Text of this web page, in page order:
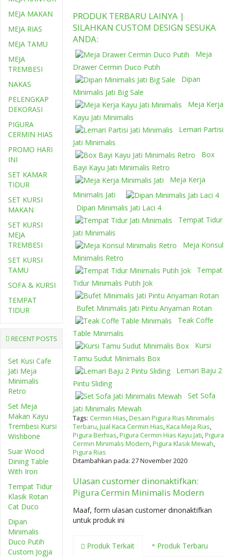
PRODUK TERBARU LAINYA |
SILAHKAN CUSTOM DESIGN SESUKA
ANDA:
Meja
Drawer Cermin Duco Putih
Dipan
Minimalis Jati Big Sale
Meja Kerja
Kayu Jati Minimalis
Lemari Partisi
Jati Minimalis
Box
Bayi Kayu Jati Minimalis Retro
Meja Kerja
Minimalis Jati
Dipan Minimalis Jati Laci 4
Tempat Tidur
Jati Minimalis
Meja Konsul
Minimalis Retro
Tempat
Tidur Minimalis Putih Jok
Bufet Minimalis Jati Pintu Anyaman Rotan
Teak Coffe
Table Minimalis
Kursi
Tamu Sudut Minimalis Box
Lemari Baju 2
Pintu Sliding
Set Sofa
Jati Minimalis Mewah
Tags: Cermin Hias,Desain Pigura Rias Minimalis
Terbaru,Jual Kaca Cermin Hias,Kaca Meja Rias,
Pigura Berhias,Pigura Cermin Hias Kayu Jati,Pigura
Cermin Minimalis Modern,Pigura Klasik Mewah,
Pigura Rias
Ditambahkan pada: 27 November 2020
Ulasan customer dinonaktifkan:
Pigura Cermin Minimalis Modern
Maaf, form ulasan customer dinonaktifkan
untuk produk ini
Produk Terkait Produk Terbaru
MEJA MAKAN
MEJA RIAS
MEJA TAMU
MEJA
TREMBESI
NAKAS
PELENGKAP
DEKORASI
PIGURA
CERMIN HIAS
PROMO HARI
INI
SET KAMAR
TIDUR
SET KURSI
MAKAN
SET KURSI
MEJA
TREMBESI
SET KURSI
TAMU
SOFA & KURSI
TEMPAT
TIDUR
RECENT POSTS
Set Kusi Cafe
Jati Meja
Minimalis
Retro
Set Meja
Makan Kayu
Trembesi Kursi
Wishbone
Suar Wood
Dining Table
With Iron
Tempat Tidur
Klasik Rotan
Cat Duco
Dipan
Minimalis
Duco Putih
Custom Jogja